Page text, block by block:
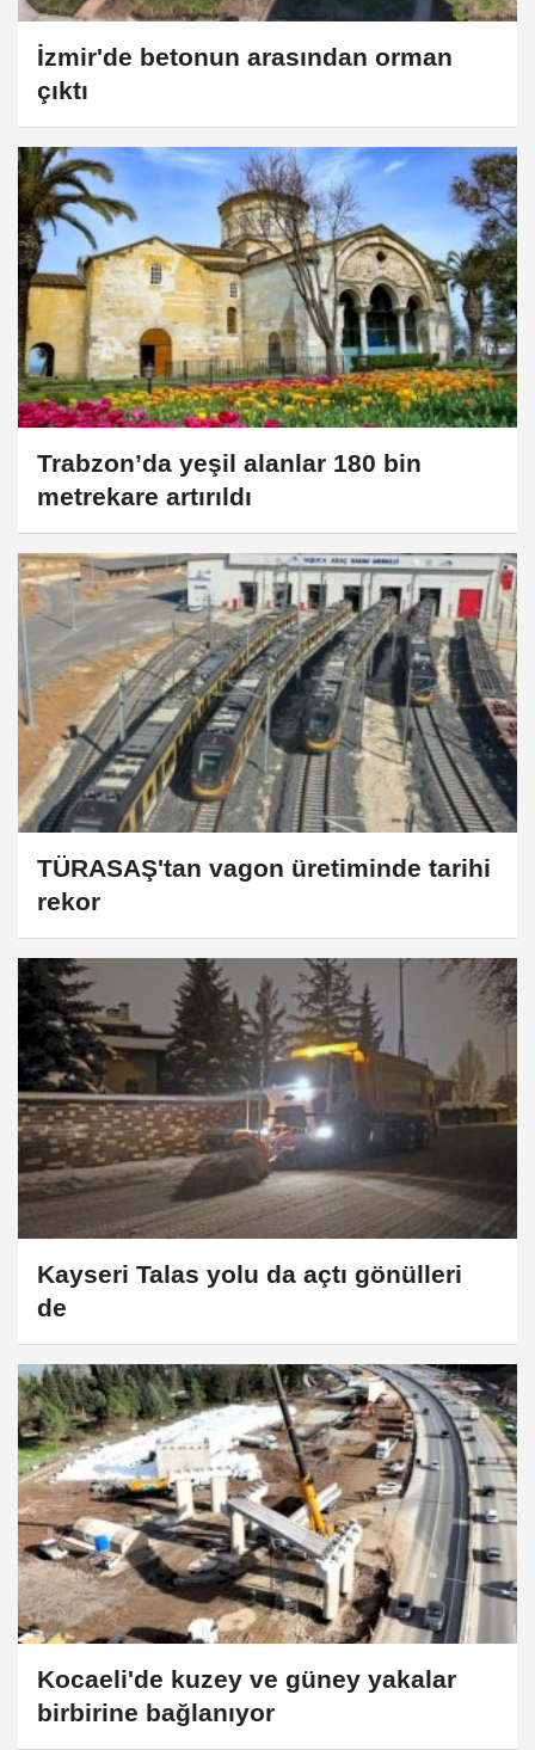
İzmir'de betonun arasından orman
çıktı
Trabzon’da yeşil alanlar 180 bin
metrekare artırıldı
TÜRASAŞ'tan vagon üretiminde tarihi
rekor
Kayseri Talas yolu da açtı gönülleri
de
Kocaeli'de kuzey ve güney yakalar
birbirine bağlanıyor